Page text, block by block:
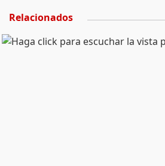
Relacionados